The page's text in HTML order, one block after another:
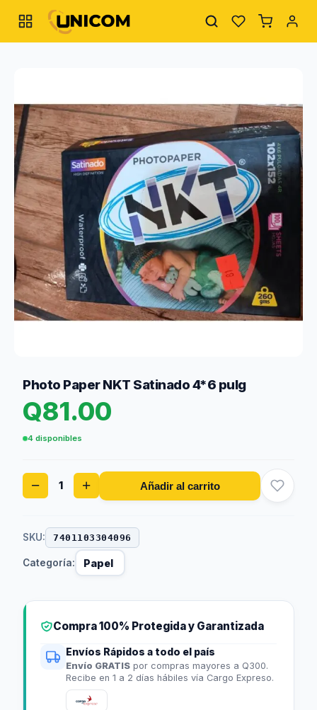
Photo Paper NKT Satinado 4*6 pulg
Q81.00
4 disponibles
Photo
Paper
4*6
cantidad
− + Añadir al carrito
SKU: 7401103304096
Categoría: Papel
Compra 100% Protegida y Garantizada
Envíos Rápidos a todo el país
Envío GRATIS por compras mayores a Q300.
Recibe en 1 a 2 días hábiles vía Cargo Expreso.